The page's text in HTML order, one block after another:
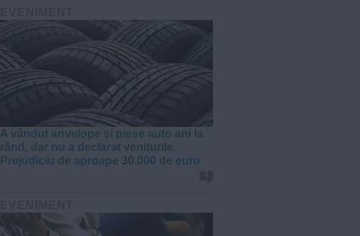
A vândut anvelope și piese auto ani la
rând, dar nu a declarat veniturile.
Prejudiciu de aproape 30.000 de euro